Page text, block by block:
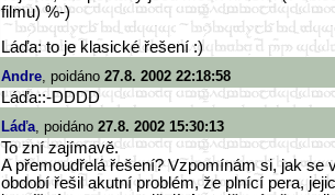
filmu) %-)
Láďa: to je klasické řešení :)
Andre, poidáno 27.8. 2002 22:18:58
Láďa::-DDDD
Láďa, poidáno 27.8. 2002 15:30:13
To zní zajímavě.
A přemoudřelá řešení? Vzpomínám si, jak se
období řešil akutní problém, že plnící pera,